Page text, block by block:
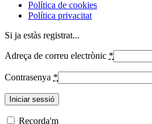
Política de cookies
Política privacitat
Si ja estàs registrat...
Adreça de correu electrònic *
Contrasenya *
Recorda'm